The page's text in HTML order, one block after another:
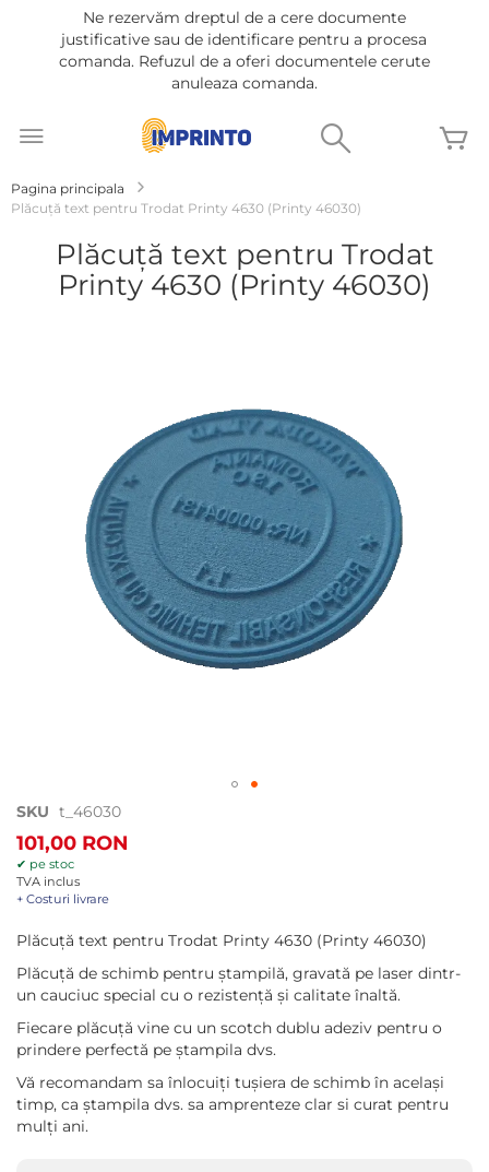
Ne rezervăm dreptul de a cere documente
justificative sau de identificare pentru a procesa
comanda. Refuzul de a oferi documentele cerute
anuleaza comanda.
la
Pagina principala
Plăcuță text pentru Trodat Printy 4630 (Printy 46030)
Plăcuță text pentru Trodat
Printy 4630 (Printy 46030)
Treci
la
începutul
galeriei
de
SKU t_46030
101,00 RON
✔ pe stoc
TVA inclus
+ Costuri livrare
Plăcuță text pentru Trodat Printy 4630 (Printy 46030)
Plăcuță de schimb pentru ștampilă, gravată pe laser dintr-
un cauciuc special cu o rezistență și calitate înaltă.
Fiecare plăcuță vine cu un scotch dublu adeziv pentru o
prindere perfectă pe ștampila dvs.
Vă recomandam sa înlocuiți tușiera de schimb în același
timp, ca ștampila dvs. sa amprenteze clar si curat pentru
mulți ani.